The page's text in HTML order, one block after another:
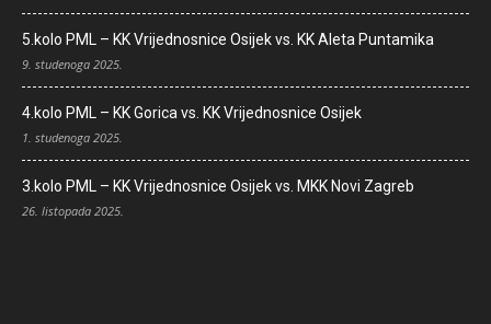
5.kolo PML – KK Vrijednosnice Osijek vs. KK Aleta Puntamika
9. studenoga 2025.
4.kolo PML – KK Gorica vs. KK Vrijednosnice Osijek
1. studenoga 2025.
3.kolo PML – KK Vrijednosnice Osijek vs. MKK Novi Zagreb
26. listopada 2025.